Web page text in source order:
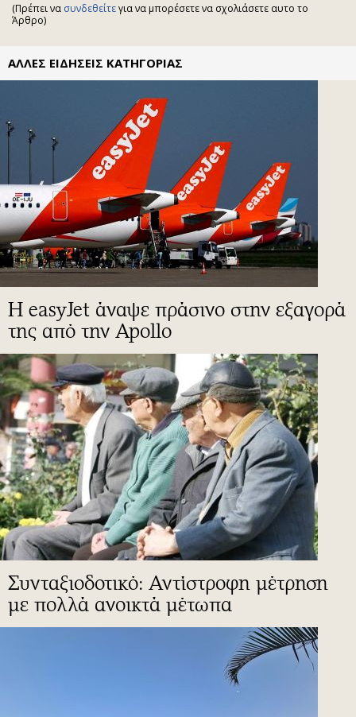
(Πρέπει να συνδεθείτεγια να μπορέσετε να σχολιάσετε αυτο το
Άρθρο)
ΑΛΛΕΣ ΕΙΔΗΣΕΙΣ ΚΑΤΗΓΟΡΙΑΣ
Η easyJet άναψε πράσινο στην εξαγορά
της από την Apollo
Συνταξιοδοτικό: Αντίστροφη μέτρηση
με πολλά ανοικτά μέτωπα